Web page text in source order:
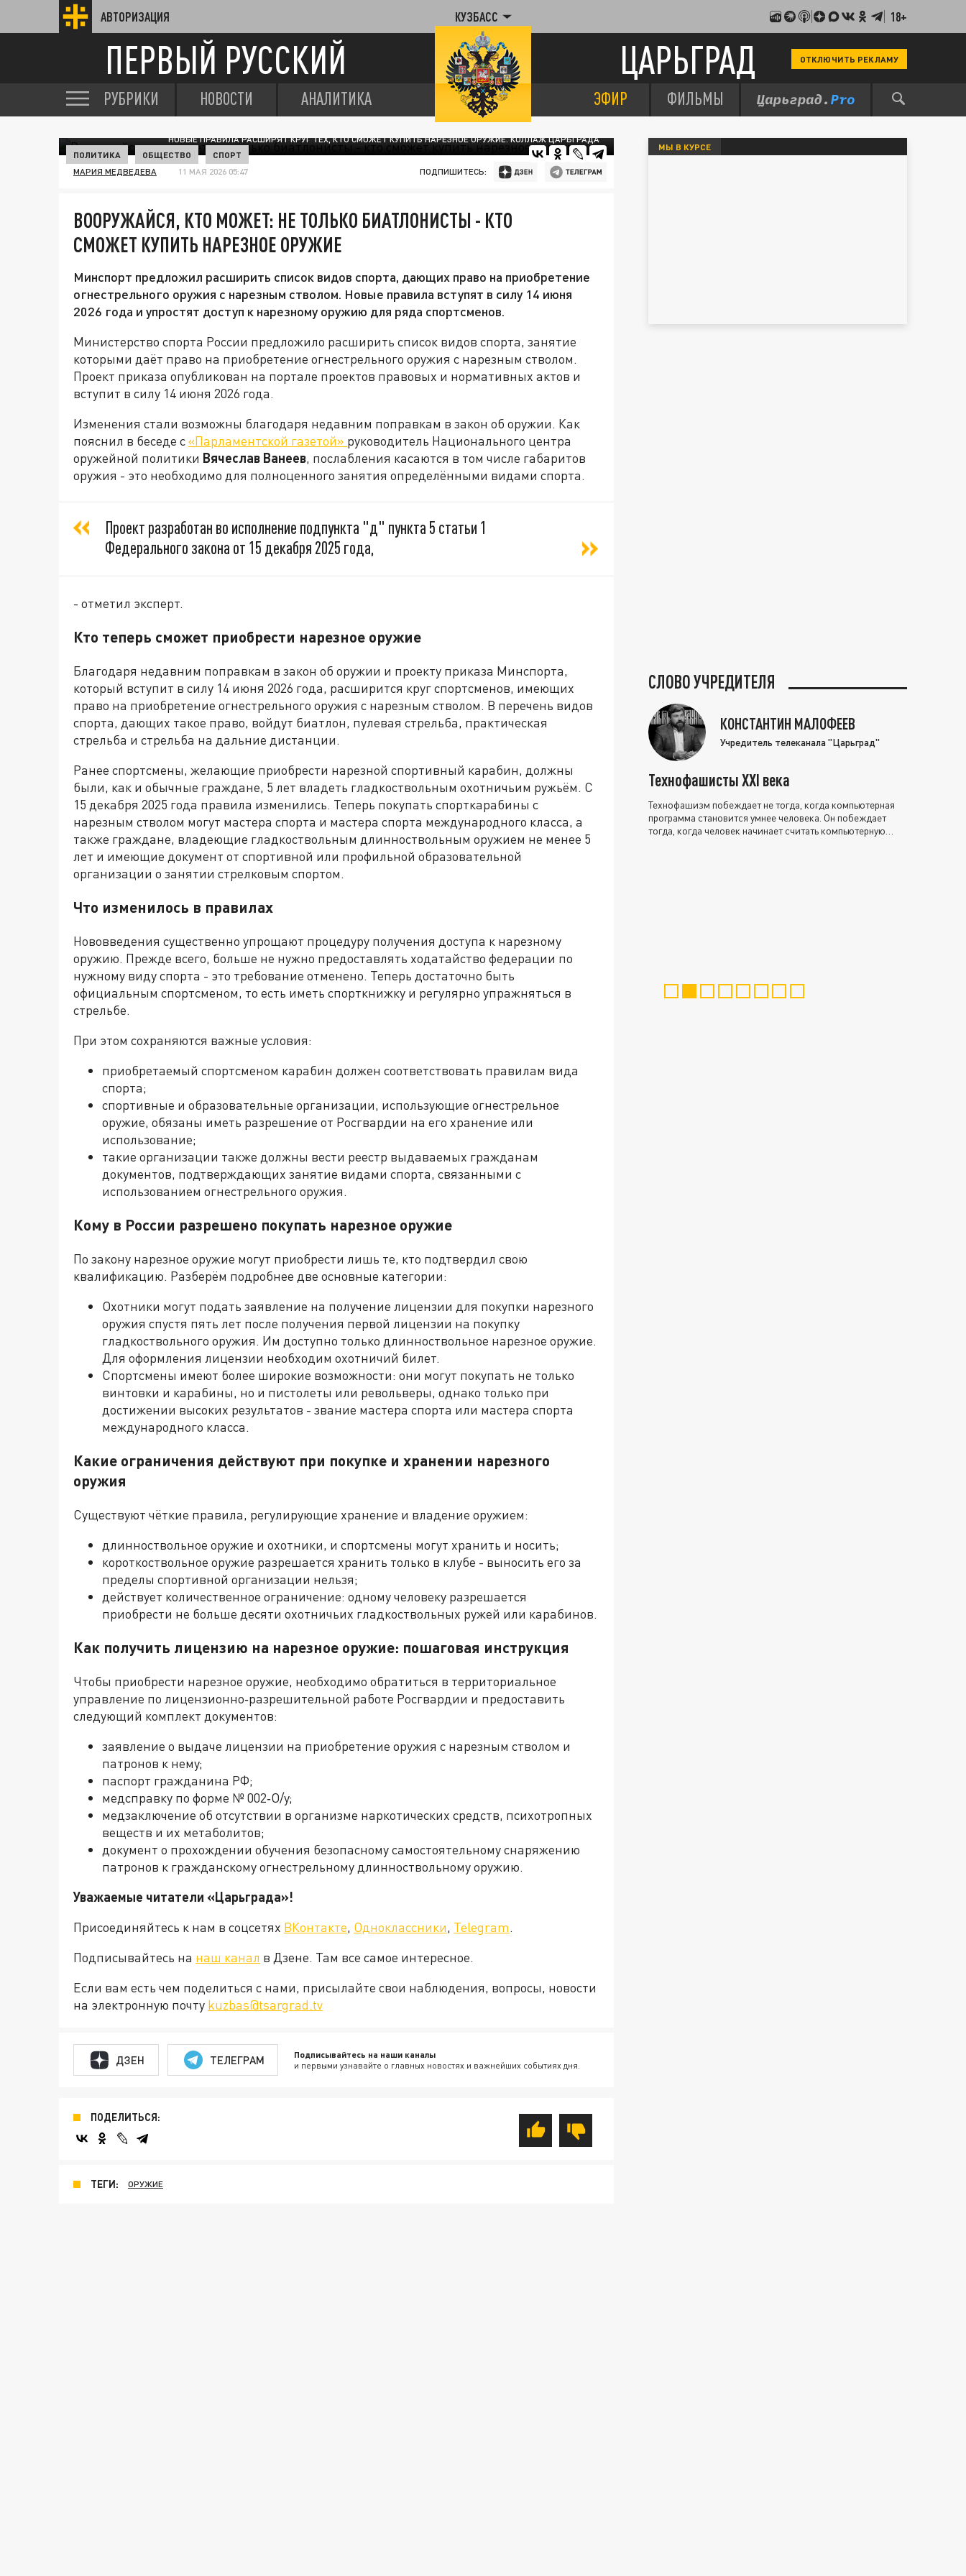
АВТОРИЗАЦИЯ КУЗБАСС 18+
ПЕРВЫЙ РУССКИЙ ЦАРЬГРАД ОТКЛЮЧИТЬ РЕКЛАМУ
РУБРИКИ НОВОСТИ АНАЛИТИКА ЭФИР ФИЛЬМЫ
НОВЫЕ ПРАВИЛА РАСШИРЯТ КРУГ ТЕХ, КТО СМОЖЕТ КУПИТЬ НАРЕЗНОЕ ОРУЖИЕ. КОЛЛАЖ ЦАРЬГРАДА
ПОЛИТИКА ОБЩЕСТВО СПОРТ
МАРИЯ МЕДВЕДЕВА 11 МАЯ 2026 05:47 ПОДПИШИТЕСЬ:
ВООРУЖАЙСЯ, КТО МОЖЕТ: НЕ ТОЛЬКО БИАТЛОНИСТЫ - КТО
СМОЖЕТ КУПИТЬ НАРЕЗНОЕ ОРУЖИЕ
Минспорт предложил расширить список видов спорта, дающих право на приобретение
огнестрельного оружия с нарезным стволом. Новые правила вступят в силу 14 июня
2026 года и упростят доступ к нарезному оружию для ряда спортсменов.
Министерство спорта России предложило расширить список видов спорта, занятие
которыми даёт право на приобретение огнестрельного оружия с нарезным стволом.
Проект приказа опубликован на портале проектов правовых и нормативных актов и
вступит в силу 14 июня 2026 года.
Изменения стали возможны благодаря недавним поправкам в закон об оружии. Как
пояснил в беседе с«Парламентской газетой» руководитель Национального центра
оружейной политики Вячеслав Ванеев, послабления касаются в том числе габаритов
оружия - это необходимо для полноценного занятия определёнными видами спорта.
Проект разработан во исполнение подпункта "д" пункта 5 статьи 1
Федерального закона от 15 декабря 2025 года,
- отметил эксперт.
Кто теперь сможет приобрести нарезное оружие
Благодаря недавним поправкам в закон об оружии и проекту приказа Минспорта,
который вступит в силу 14 июня 2026 года, расширится круг спортсменов, имеющих
право на приобретение огнестрельного оружия с нарезным стволом. В перечень видов
спорта, дающих такое право, войдут биатлон, пулевая стрельба, практическая
стрельба и стрельба на дальние дистанции.
Ранее спортсмены, желающие приобрести нарезной спортивный карабин, должны
были, как и обычные граждане, 5 лет владеть гладкоствольным охотничьим ружьём. С
15 декабря 2025 года правила изменились. Теперь покупать спорткарабины с
нарезным стволом могут мастера спорта и мастера спорта международного класса, а
также граждане, владеющие гладкоствольным длинноствольным оружием не менее 5
лет и имеющие документ от спортивной или профильной образовательной
организации о занятии стрелковым спортом.
Что изменилось в правилах
Нововведения существенно упрощают процедуру получения доступа к нарезному
оружию. Прежде всего, больше не нужно предоставлять ходатайство федерации по
нужному виду спорта - это требование отменено. Теперь достаточно быть
официальным спортсменом, то есть иметь спорткнижку и регулярно упражняться в
стрельбе.
При этом сохраняются важные условия:
приобретаемый спортсменом карабин должен соответствовать правилам вида
спорта;
спортивные и образовательные организации, использующие огнестрельное
оружие, обязаны иметь разрешение от Росгвардии на его хранение или
использование;
такие организации также должны вести реестр выдаваемых гражданам
документов, подтверждающих занятие видами спорта, связанными с
использованием огнестрельного оружия.
Кому в России разрешено покупать нарезное оружие
По закону нарезное оружие могут приобрести лишь те, кто подтвердил свою
квалификацию. Разберём подробнее две основные категории:
Охотники могут подать заявление на получение лицензии для покупки нарезного
оружия спустя пять лет после получения первой лицензии на покупку
гладкоствольного оружия. Им доступно только длинноствольное нарезное оружие.
Для оформления лицензии необходим охотничий билет.
Спортсмены имеют более широкие возможности: они могут покупать не только
винтовки и карабины, но и пистолеты или револьверы, однако только при
достижении высоких результатов - звание мастера спорта или мастера спорта
международного класса.
Какие ограничения действуют при покупке и хранении нарезного
оружия
Существуют чёткие правила, регулирующие хранение и владение оружием:
длинноствольное оружие и охотники, и спортсмены могут хранить и носить;
короткоствольное оружие разрешается хранить только в клубе - выносить его за
пределы спортивной организации нельзя;
действует количественное ограничение: одному человеку разрешается
приобрести не больше десяти охотничьих гладкоствольных ружей или карабинов.
Как получить лицензию на нарезное оружие: пошаговая инструкция
Чтобы приобрести нарезное оружие, необходимо обратиться в территориальное
управление по лицензионно‑разрешительной работе Росгвардии и предоставить
следующий комплект документов:
заявление о выдаче лицензии на приобретение оружия с нарезным стволом и
патронов к нему;
паспорт гражданина РФ;
медсправку по форме № 002‑О/у;
медзаключение об отсутствии в организме наркотических средств, психотропных
веществ и их метаболитов;
документ о прохождении обучения безопасному самостоятельному снаряжению
патронов к гражданскому огнестрельному длинноствольному оружию.
Уважаемые читатели «Царьграда»!
Присоединяйтесь к нам в соцсетях ВКонтакте, Одноклассники, Telegram.
Подписывайтесь на наш канал в Дзене. Там все самое интересное.
Если вам есть чем поделиться с нами, присылайте свои наблюдения, вопросы, новости
на электронную почту kuzbas@tsargrad.tv
ДЗЕН ТЕЛЕГРАМ Подписывайтесь на наши каналы
и первыми узнавайте о главных новостях и важнейших событиях дня.
ПОДЕЛИТЬСЯ:
ТЕГИ: ОРУЖИЕ
МЫ В КУРСЕ
СЛОВО УЧРЕДИТЕЛЯ
КОНСТАНТИН МАЛОФЕЕВ
Учредитель телеканала "Царьград"
Технофашисты XXI века
Технофашизм побеждает не тогда, когда компьютерная
программа становится умнее человека. Он побеждает
тогда, когда человек начинает считать компьютерную